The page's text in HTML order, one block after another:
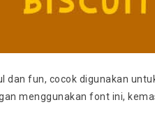
dan fun, cocok digunakan
menggunakan font ini,